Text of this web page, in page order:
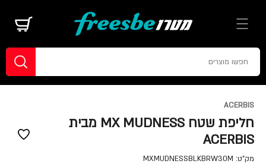
ACERBIS
חליפת שטח MX MUDNESS מבית
ACERBIS
מק"ט: MXMUDNESSBLKBRW30M